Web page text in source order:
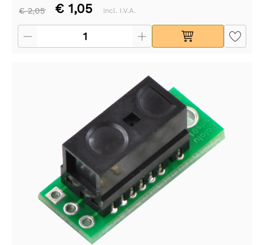
€ 2,05 € 1,05 incl. I.V.A.